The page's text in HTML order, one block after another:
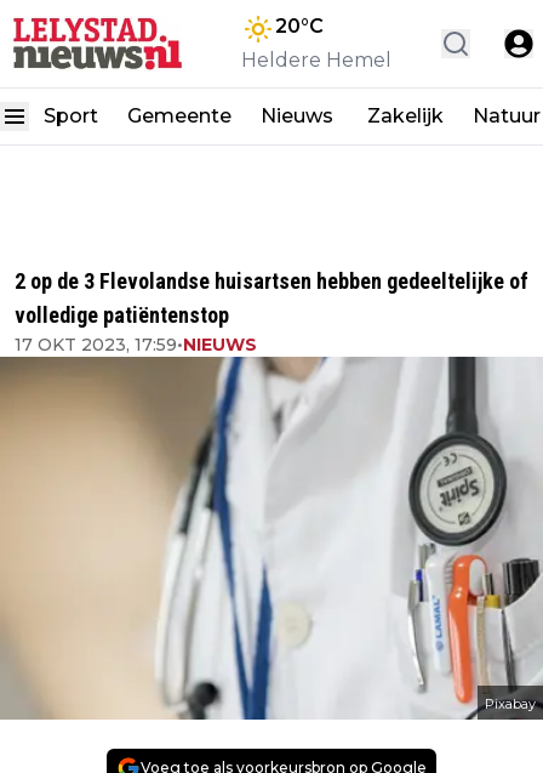
20°C
Heldere Hemel
Sport Gemeente Nieuws Zakelijk Natuur
2 op de 3 Flevolandse huisartsen hebben gedeeltelijke of
volledige patiëntenstop
17 OKT 2023, 17:59•NIEUWS
Pixabay
Voeg toe als voorkeursbron op Google